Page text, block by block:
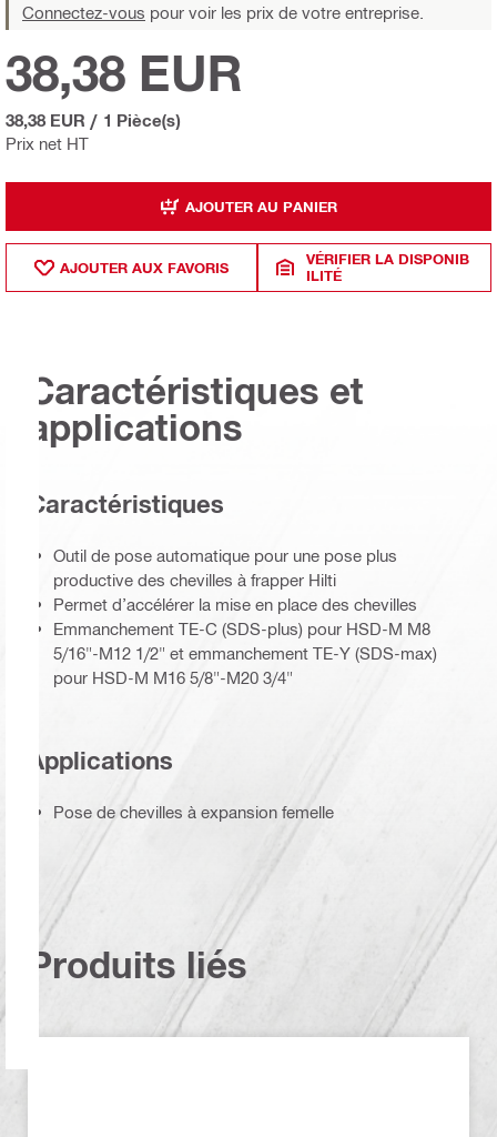
Connectez-vous pour voir les prix de votre entreprise.
Prix net HT
38,38 EUR
38,38 EUR / 1 Pièce(s)
AJOUTER AU PANIER
AJOUTER AUX FAVORIS
VÉRIFIER LA DISPONIB
ILITÉ
Caractéristiques et
applications
Caractéristiques
Outil de pose automatique pour une pose plus
productive des chevilles à frapper Hilti
Permet d’accélérer la mise en place des chevilles
Emmanchement TE-C (SDS-plus) pour HSD-M M8
5/16"-M12 1/2" et emmanchement TE-Y (SDS-max)
pour HSD-M M16 5/8"-M20 3/4"
Applications
Pose de chevilles à expansion femelle
Produits liés